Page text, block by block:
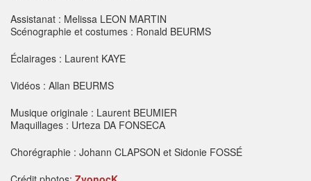
Assistanat : Melissa LEON MARTIN
Scénographie et costumes : Ronald BEURMS
Éclairages : Laurent KAYE
Vidéos : Allan BEURMS
Musique originale : Laurent BEUMIER
Maquillages : Urteza DA FONSECA
Chorégraphie : Johann CLAPSON et Sidonie FOSSÉ